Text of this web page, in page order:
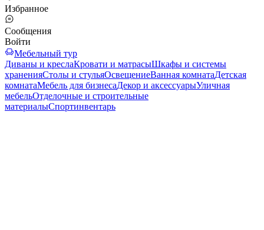
Избранное
Сообщения
Войти
Мебельный тур
Диваны и креслаКровати и матрасыШкафы и системы
храненияСтолы и стульяОсвещениеВанная комнатаДетская
комнатаМебель для бизнесаДекор и аксессуарыУличная
мебельОтделочные и строительные
материалыСпортинвентарь